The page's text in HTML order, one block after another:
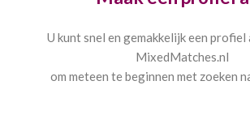
U kunt snel en gemakkelijk een profiel
MixedMatches.nl
om meteen te beginnen met zoeken